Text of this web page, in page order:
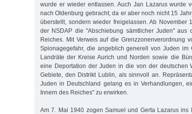
wurde er wieder entlassen. Auch Jan Lazarus wurde
nach Oldenburg gebracht; da er aber noch nicht 15
überstellt, sondern wieder freigelassen. Ab November
der NSDAP die "Abschiebung sämtlicher Juden" aus
Reiches. Mit Verweis auf die Grenzzonenverordnung
Spionagegefahr, die angeblich generell von Juden im
Landräte der Kreise Aurich und Norden sowie die
eine Deportation der Juden in die von der deutschen
Gebiete, den Distrikt Lublin, als sinnvoll an.
Juden in Deutschland gelang es in Verhandlungen,
Innern des Reiches" zu erwirken.
Am 7. Mai 1940 zogen Samuel und Gerta Lazarus ins